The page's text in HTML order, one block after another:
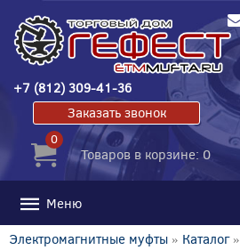
+7 (812) 309-41-36
Заказать звонок
0
Товаров в корзине: 0
Меню
Электромагнитные муфты » Каталог»